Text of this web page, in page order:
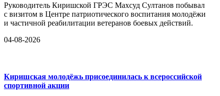
Руководитель Киришской ГРЭС Махсуд Султанов побывал
с визитом в Центре патриотического воспитания молодёжи
и частичной реабилитации ветеранов боевых действий.
04-08-2026
Киришская молодёжь присоединилась к всероссийской
спортивной акции